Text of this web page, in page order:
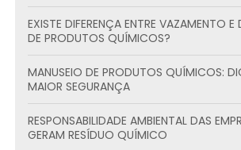
EXISTE DIFERENÇA ENTRE VAZAMENTO E DERRAMAMENTO
DE PRODUTOS QUÍMICOS?
MANUSEIO DE PRODUTOS QUÍMICOS: DICAS PARA UMA
MAIOR SEGURANÇA
RESPONSABILIDADE AMBIENTAL DAS EMPRESAS QUE
GERAM RESÍDUO QUÍMICO